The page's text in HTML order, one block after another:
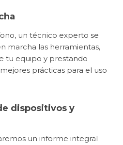
un técnico experto se
marcha las herramientas,
tu equipo y prestando
prácticas para el uso
dispositivos y
un informe integral